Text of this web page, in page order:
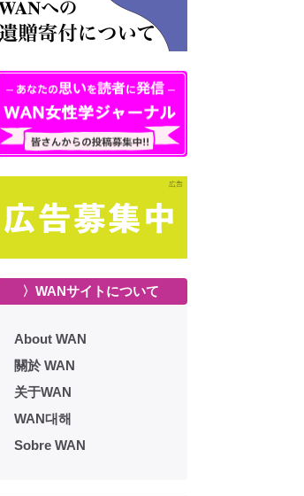
〉WANサイトについて
About WAN
關於 WAN
关于WAN
WAN대해
Sobre WAN